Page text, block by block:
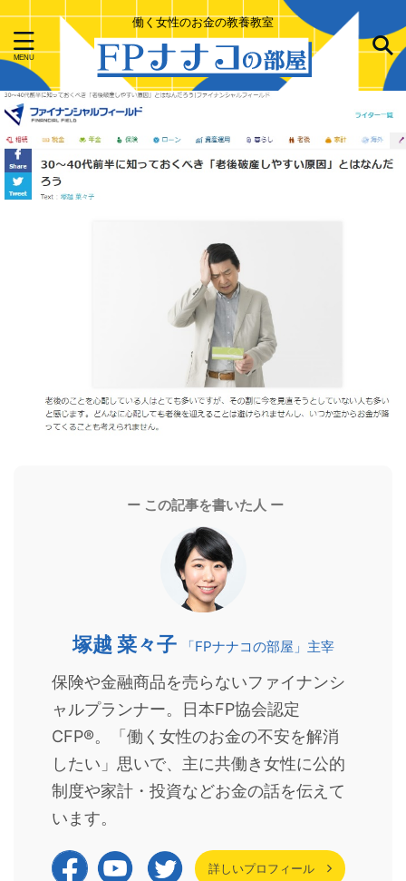
働く女性のお金の教養教室
ー この記事を書いた人 ー
塚越 菜々子 「FPナナコの部屋」主宰
保険や金融商品を売らないファイナンシ
ャルプランナー。日本FP協会認定
CFP®。「働く女性のお金の不安を解消
したい」思いで、主に共働き女性に公的
制度や家計・投資などお金の話を伝えて
います。
詳しいプロフィール